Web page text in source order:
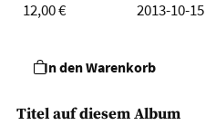
12,00 €
2013-10-15
In den Warenkorb
Titel auf diesem Album